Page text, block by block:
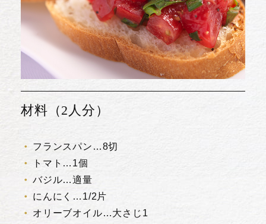
材料（2人分）
フランスパン…8切
トマト…1個
バジル…適量
にんにく…1/2片
オリーブオイル…大さじ1